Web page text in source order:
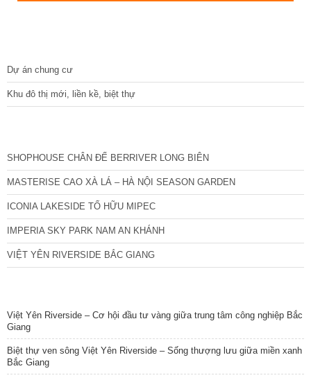
Dự án chung cư
Khu đô thị mới, liền kề, biệt thự
SHOPHOUSE CHÂN ĐẾ BERRIVER LONG BIÊN
MASTERISE CAO XÀ LÁ – HÀ NỘI SEASON GARDEN
ICONIA LAKESIDE TỐ HỮU MIPEC
IMPERIA SKY PARK NAM AN KHÁNH
VIỆT YÊN RIVERSIDE BẮC GIANG
Việt Yên Riverside – Cơ hội đầu tư vàng giữa trung tâm công nghiệp Bắc
Giang
Biệt thự ven sông Việt Yên Riverside – Sống thượng lưu giữa miền xanh
Bắc Giang